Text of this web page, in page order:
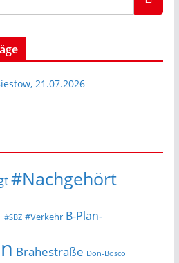
21.07.2026
#Nachgehört
#SBZ #Verkehr B-Plan-
Brahestraße Don-Bosco